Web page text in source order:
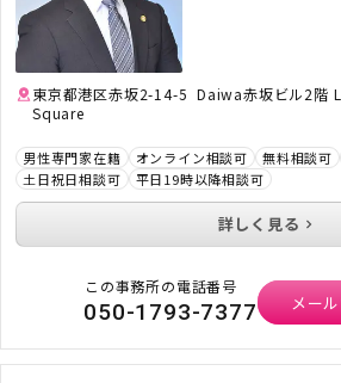
東京都港区赤坂2-14-5 Daiwa赤坂ビル2階
Square
男性専門家在籍 オンライン相談可 無料相談可
土日祝日相談可
平日19時以降相談可
詳しく見る
この事務所の電話番号
050-1793-7377 メー